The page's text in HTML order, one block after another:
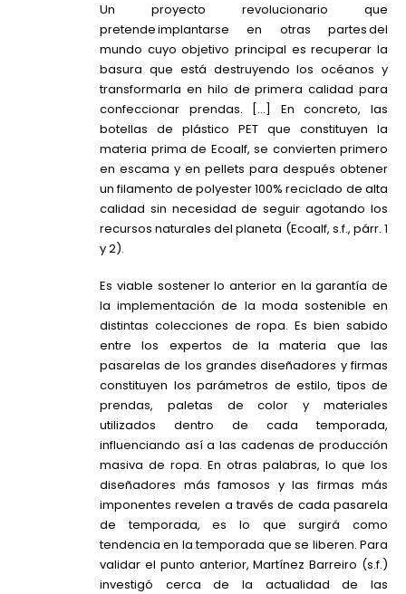
Un proyecto revolucionario que
pretende implantarse en otras partes del
mundo cuyo objetivo principal es recuperar la
basura que está destruyendo los océanos y
transformarla en hilo de primera calidad para
confeccionar prendas. […] En concreto, las
botellas de plástico PET que constituyen la
materia prima de Ecoalf, se convierten primero
en escama y en pellets para después obtener
un filamento de polyester 100% reciclado de alta
calidad sin necesidad de seguir agotando los
recursos naturales del planeta (Ecoalf, s.f., párr. 1
y 2).
Es viable sostener lo anterior en la garantía de
la implementación de la moda sostenible en
distintas colecciones de ropa. Es bien sabido
entre los expertos de la materia que las
pasarelas de los grandes diseñadores y firmas
constituyen los parámetros de estilo, tipos de
prendas, paletas de color y materiales
utilizados dentro de cada temporada,
influenciando así a las cadenas de producción
masiva de ropa. En otras palabras, lo que los
diseñadores más famosos y las firmas más
imponentes revelen a través de cada pasarela
de temporada, es lo que surgirá como
tendencia en la temporada que se liberen. Para
validar el punto anterior, Martínez Barreiro (s.f.)
investigó cerca de la actualidad de las